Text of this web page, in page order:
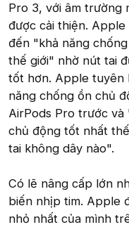
Pro 3, với âm trường
được cải thiện.
đến "khả năng
thế giới" nhờ nút tai
tốt hơn. Apple tuyên
năng chống ồn chủ
AirPods Pro trước
chủ động tốt nhất
tai không dây nào".
Có lẽ nâng cấp lớn
biến nhịp tim. Apple
nhỏ nhất của mình